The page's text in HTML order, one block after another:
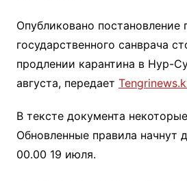
Опубликовано постановление
государственного санврача
продлении карантина в Нур-
августа, передает
В тексте документа
Обновленные правила начнут
00.00 19 июля.